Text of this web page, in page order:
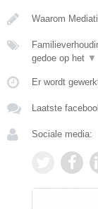
Waarom
gedoe op het ▼
Er wordt
Laatste
Sociale media: